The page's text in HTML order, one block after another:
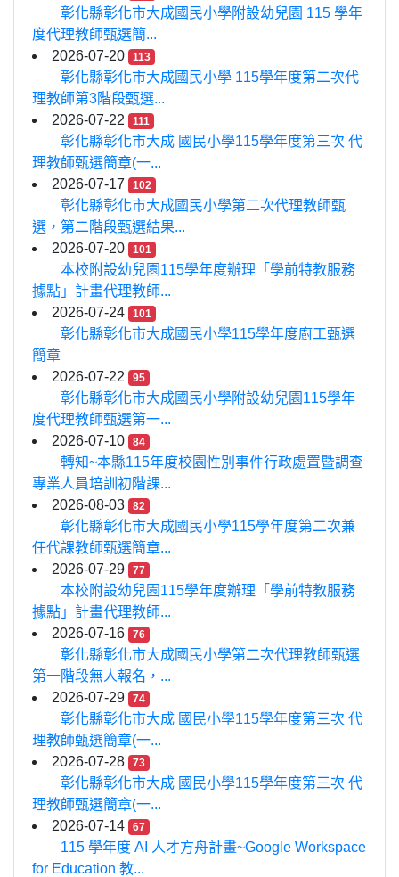
彰化縣彰化市大成國民小學附設幼兒園 115 學年
度代理教師甄選簡...
2026-07-20
113
彰化縣彰化市大成國民小學 115學年度第二次代
理教師第3階段甄選...
2026-07-22
111
彰化縣彰化市大成 國民小學115學年度第三次 代
理教師甄選簡章(一...
2026-07-17
102
彰化縣彰化市大成國民小學第二次代理教師甄
選，第二階段甄選結果...
2026-07-20
101
本校附設幼兒園115學年度辦理「學前特教服務
據點」計畫代理教師...
2026-07-24
101
彰化縣彰化市大成國民小學115學年度廚工甄選
簡章
2026-07-22
95
彰化縣彰化市大成國民小學附設幼兒園115學年
度代理教師甄選第一...
2026-07-10
84
轉知~本縣115年度校園性別事件行政處置暨調查
專業人員培訓初階課...
2026-08-03
82
彰化縣彰化市大成國民小學115學年度第二次兼
任代課教師甄選簡章...
2026-07-29
77
本校附設幼兒園115學年度辦理「學前特教服務
據點」計畫代理教師...
2026-07-16
76
彰化縣彰化市大成國民小學第二次代理教師甄選
第一階段無人報名，...
2026-07-29
74
彰化縣彰化市大成 國民小學115學年度第三次 代
理教師甄選簡章(一...
2026-07-28
73
彰化縣彰化市大成 國民小學115學年度第三次 代
理教師甄選簡章(一...
2026-07-14
67
115 學年度 AI 人才方舟計畫~Google Workspace
for Education 教...